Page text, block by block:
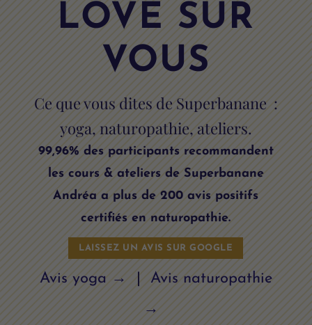
LOVE SUR
VOUS
Ce que vous dites de Superbanane :
yoga, naturopathie, ateliers.
99,96% des participants recommandent
les cours & ateliers de Superbanane
Andréa a plus de 200 avis positifs
certifiés en naturopathie.
LAISSEZ UN AVIS SUR GOOGLE
Avis yoga →
Avis naturopathie
→